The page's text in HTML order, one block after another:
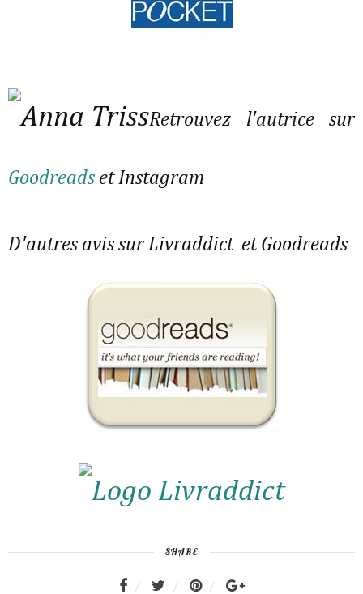
Retrouvez l'autrice sur
Goodreads et Instagram
D'autres avis sur Livraddict et Goodreads
SHARE